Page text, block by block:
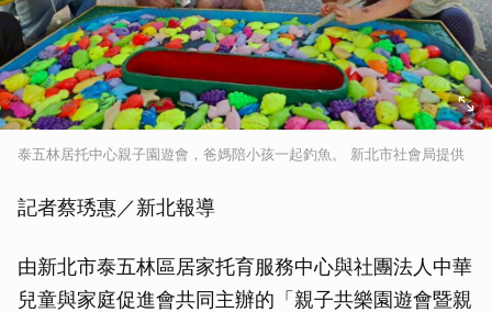
泰五林居托中心親子園遊會，爸媽陪小孩一起釣魚。 新北市社會局提供
記者蔡琇惠／新北報導
由新北市泰五林區居家托育服務中心與社團法人中華
兒童與家庭促進會共同主辦的「親子共樂園遊會暨親